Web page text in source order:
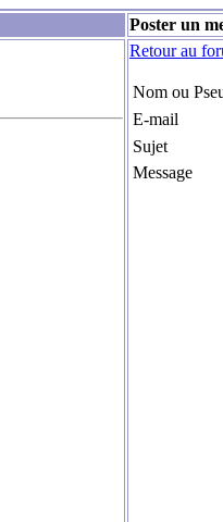
Poster un
Retour au
Nom ou
E-mail
Sujet
Message